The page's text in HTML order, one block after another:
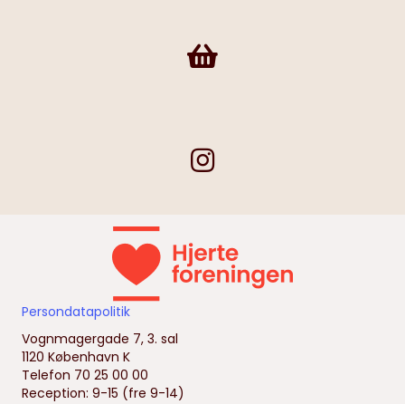
Frivilligshop
Persondatapolitik
Vognmagergade 7, 3. sal
1120 København K
Telefon 70 25 00 00
Reception: 9-15 (fre 9-14)